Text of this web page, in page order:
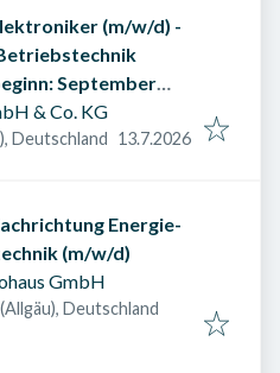
(m/w/d) -
September
& Co. KG
Deutschland Veröffentlicht am
13.7.2026
(m/w/d)
GmbH
Deutschland